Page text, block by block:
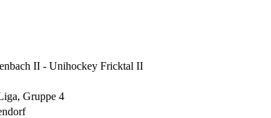
II - Unihockey Fricktal II
Gruppe 4